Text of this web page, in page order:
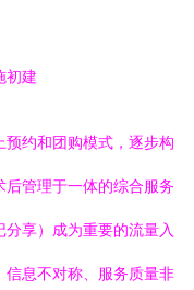
初建
约和团购模式，逐步构
管理于一体的综合服务
享）成为重要的流量入
信息不对称、服务质量非